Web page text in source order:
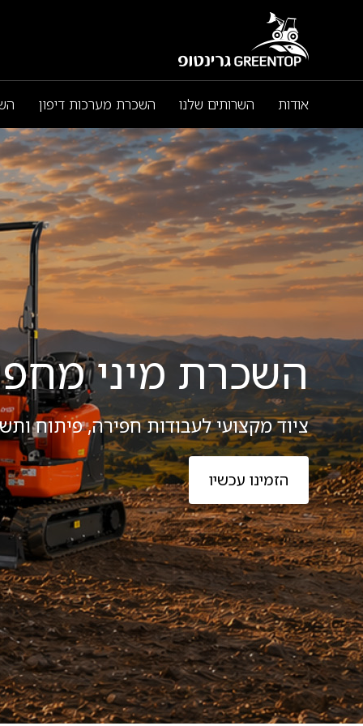
אודות השרותים שלנו
השכרת כלי צמ"ה
השכרת מיני מחפרונים
השכרת מיני מעמיסים
קומפקטיים
השכרת מכבשים וציוד
הידוק מקצועי
עבודת אספלט - תיקוני
אספלט
עבודת ריצוף אבנים
משתלבות
עבודות תשתית
השכרת מערכות דיפון
השכרת מכבשי בומג 120 ללא
ציוד מקצועי לעבודות תשתית, הידוק
הזמינו עכשיו